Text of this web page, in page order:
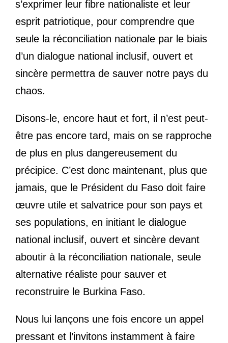
s’exprimer leur fibre nationaliste et leur
esprit patriotique, pour comprendre que
seule la réconciliation nationale par le biais
d’un dialogue national inclusif, ouvert et
sincère permettra de sauver notre pays du
chaos.
Disons-le, encore haut et fort, il n’est peut-
être pas encore tard, mais on se rapproche
de plus en plus dangereusement du
précipice. C’est donc maintenant, plus que
jamais, que le Président du Faso doit faire
œuvre utile et salvatrice pour son pays et
ses populations, en initiant le dialogue
national inclusif, ouvert et sincère devant
aboutir à la réconciliation nationale, seule
alternative réaliste pour sauver et
reconstruire le Burkina Faso.
Nous lui lançons une fois encore un appel
pressant et l’invitons instamment à faire